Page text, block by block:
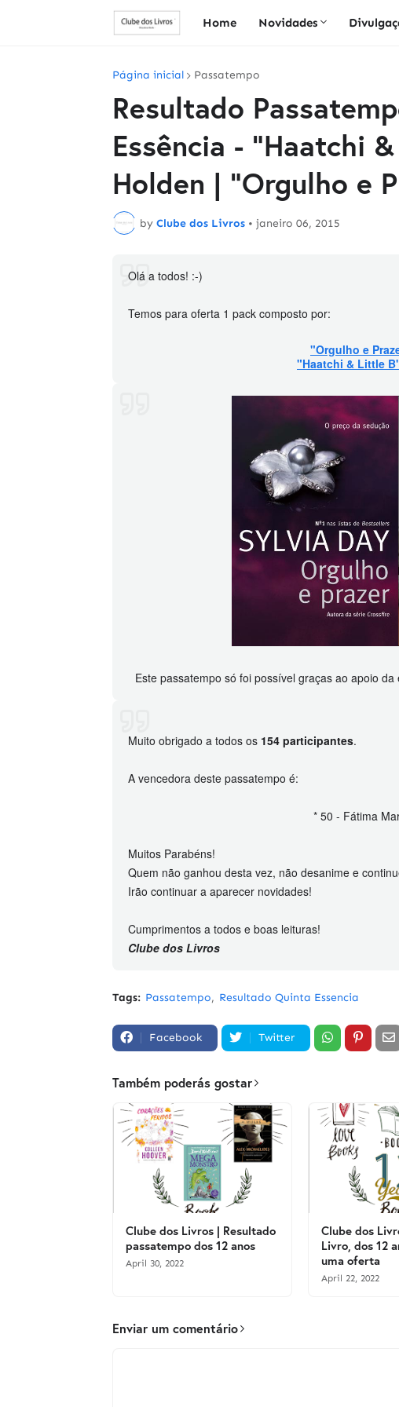
Home Novidades
Página inicial Passatempo
Resultado
Essência - "Haatchi
Holden | "Orgulho e
by Clube dos Livros • janeiro 06, 2015
Olá a todos! :-)
Temos para oferta 1 pack composto por:
"Orgulho e
"Haatchi & Little
Este passatempo só foi possível graças ao apoio da
Muito obrigado a todos os 154 participantes.
A vencedora deste passatempo é:
* 50 - Fátima
Muitos Parabéns!
Quem não ganhou desta vez, não desanime e
Irão continuar a aparecer novidades!
Cumprimentos a todos e boas leituras!
Clube dos Livros
Tags: Passatempo Resultado Quinta Essencia
Facebook Twitter
Também poderás gostar
Clube dos Livros | Resultado
passatempo dos 12 anos
April 30, 2022
Clube dos
Livro, dos 12
uma oferta
April 22, 2022
Enviar um comentário